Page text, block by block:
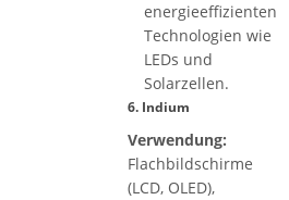
energieeffizienten
Technologien wie
LEDs und
Solarzellen.
6. Indium
Verwendung:
Flachbildschirme
(LCD, OLED),